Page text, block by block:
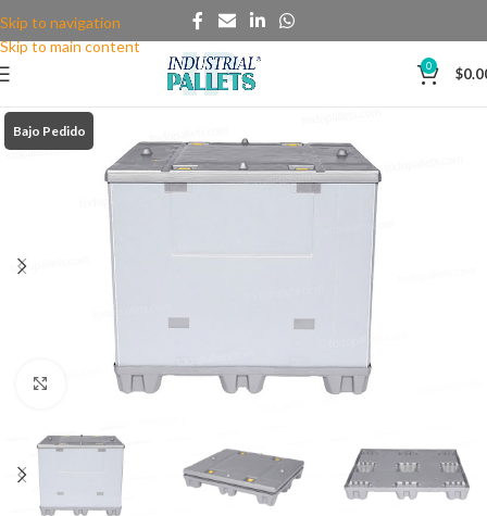
Skip to navigation
Skip to main content
0 $
Clic para agrandar
Bajo Pedido